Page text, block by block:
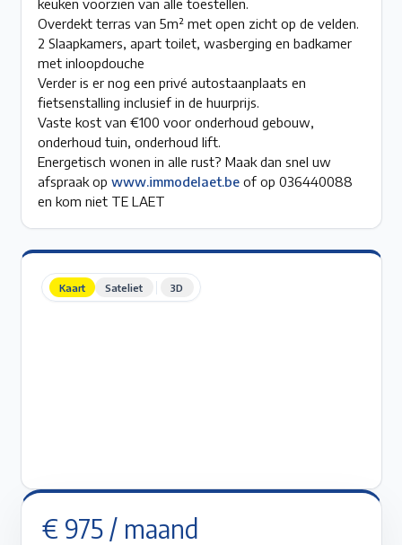
keuken voorzien van alle toestellen.
Overdekt terras van 5m² met open zicht op de velden.
2 Slaapkamers, apart toilet, wasberging en badkamer
met inloopdouche
Verder is er nog een privé autostaanplaats en
fietsenstalling inclusief in de huurprijs.
Vaste kost van €100 voor onderhoud gebouw,
onderhoud tuin, onderhoud lift.
Energetisch wonen in alle rust? Maak dan snel uw
afspraak opwww.immodelaet.be of op 036440088
en kom niet TE LAET
Kaart Sateliet 3D
€ 975 / maand